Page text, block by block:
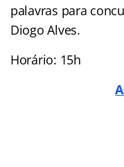
palavras para
Diogo Alves.
Horário: 15h